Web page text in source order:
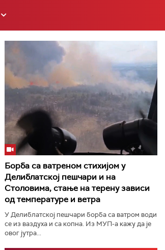
Борба са ватреном стихијом у
Делиблатској пешчари и на
Столовима, стање на терену зависи
од температуре и ветра
У Делиблатској пешчари борба са ватром води
се из ваздуха и са копна. Из МУП-а кажу да је
овог јутра...
РТС 3 РТС Свет РТС HD